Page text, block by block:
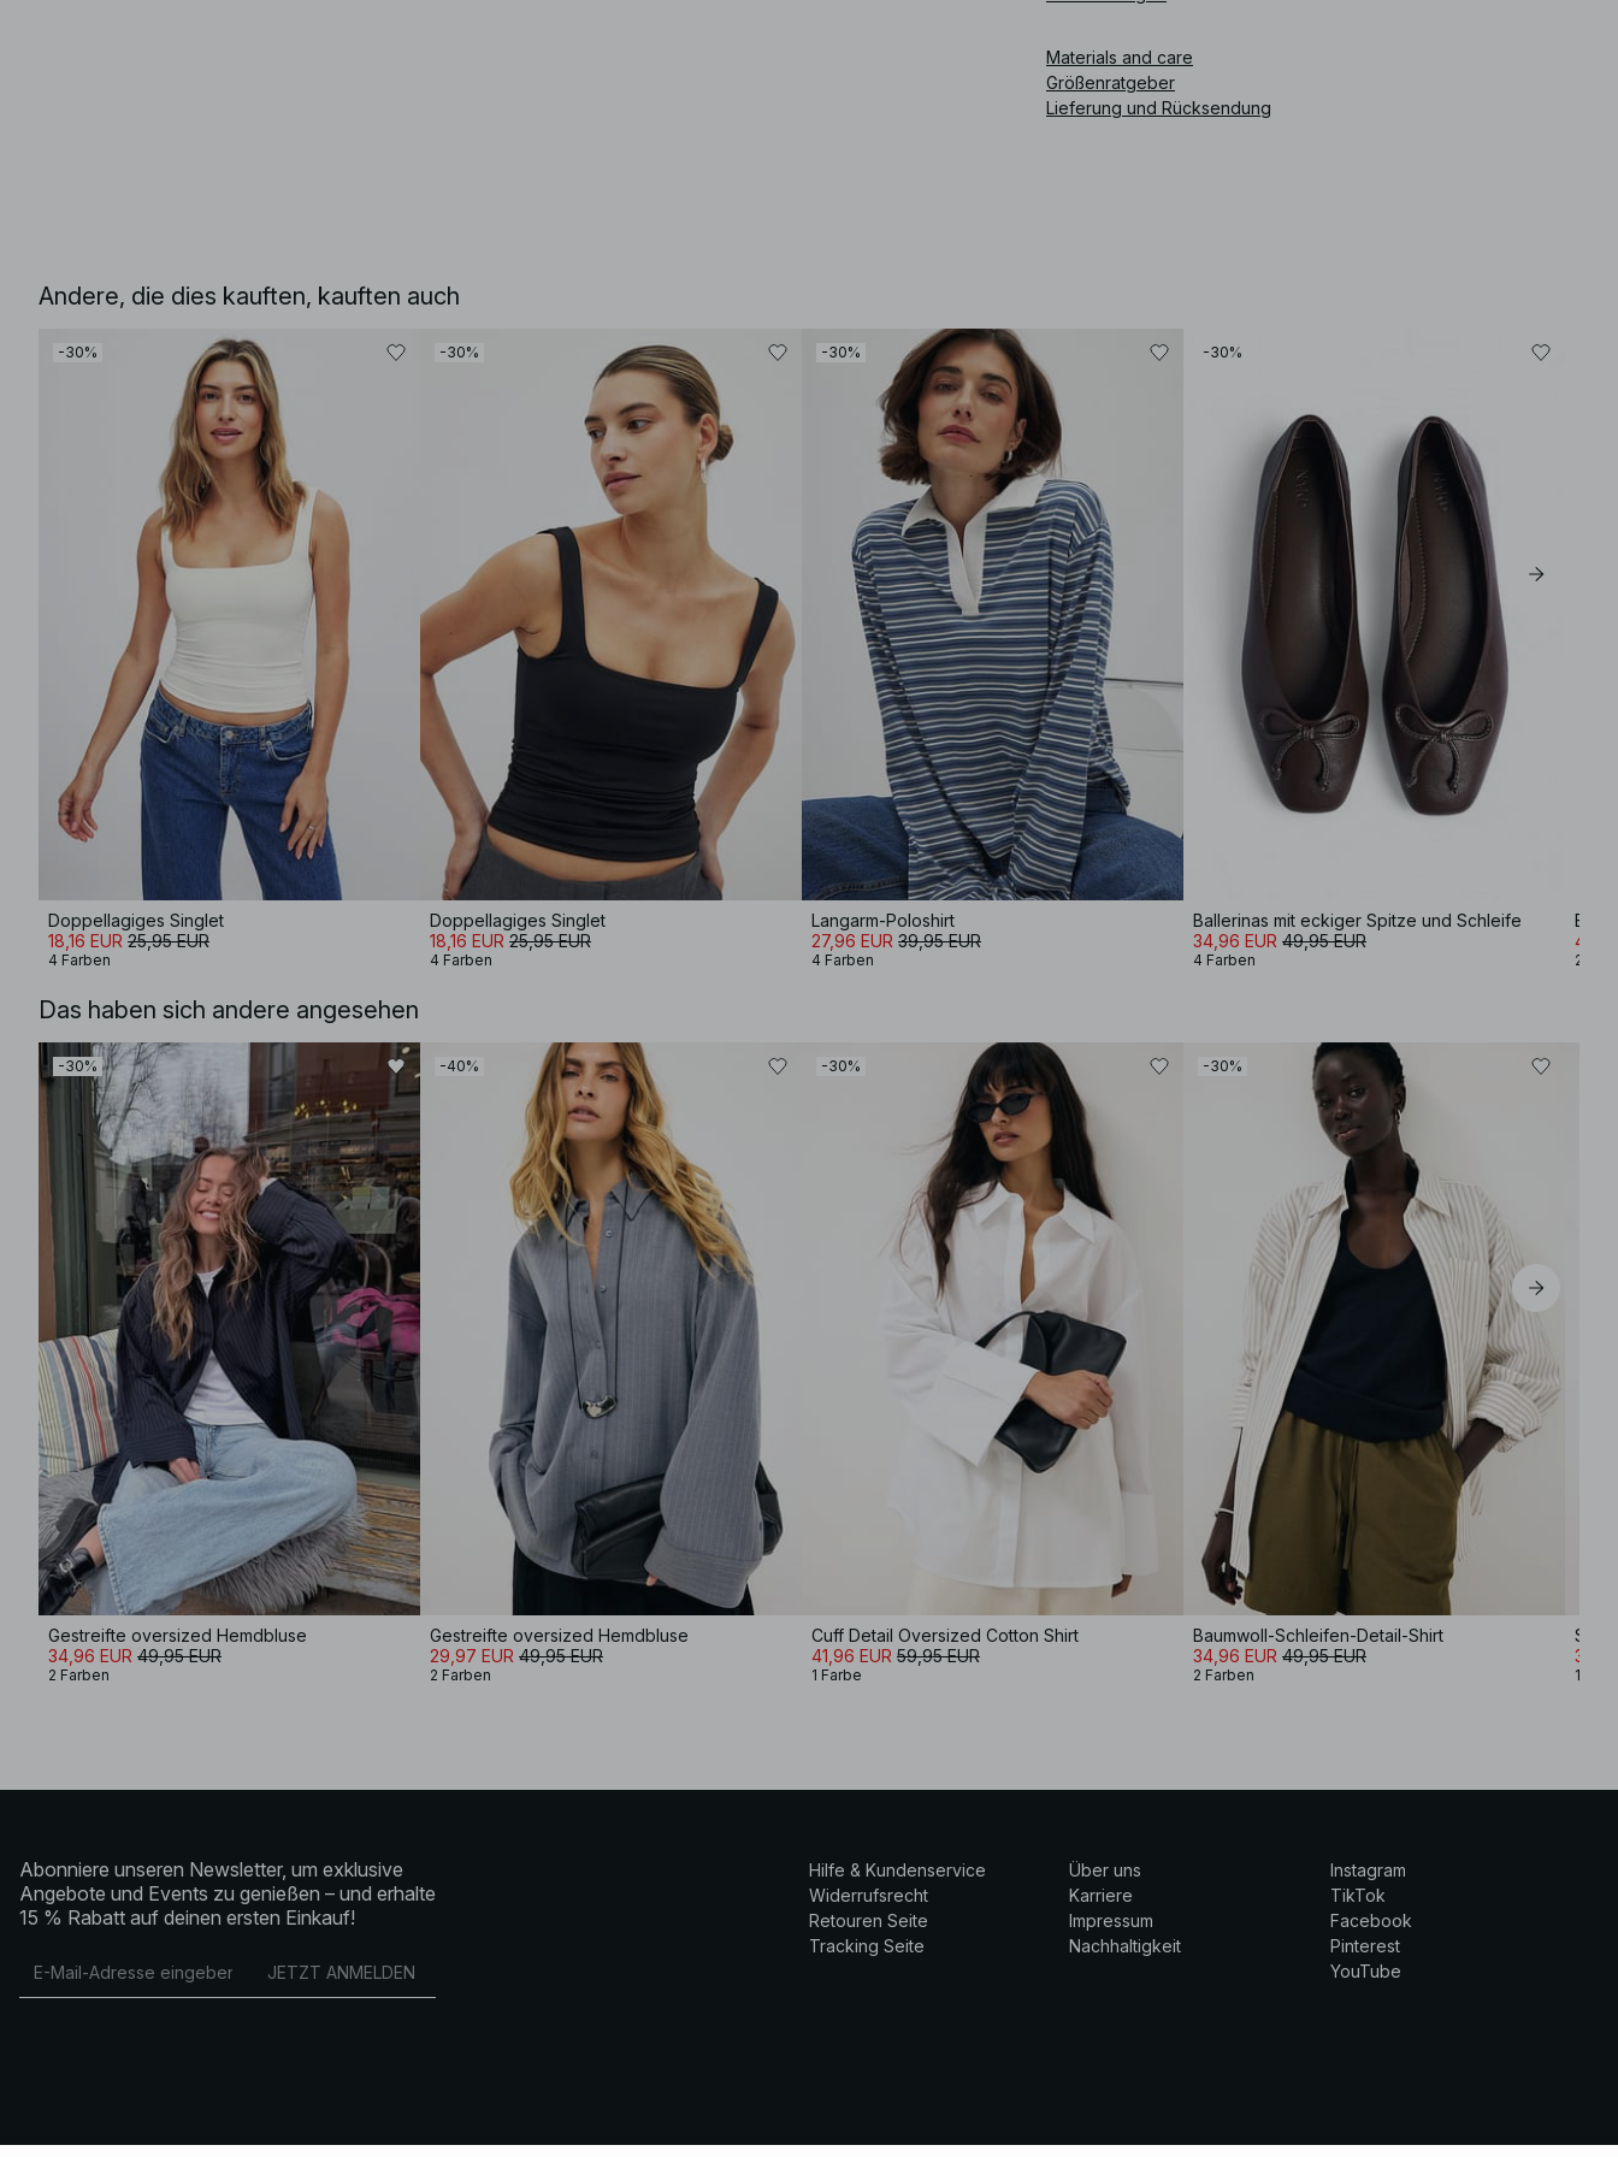
Materials and care
Größenratgeber
Lieferung und Rücksendung
Andere, die dies kauften, kauften auch
-30%
Doppellagiges Singlet
18,16 EUR 25,95 EUR
4 Farben
-30%
Doppellagiges Singlet
18,16 EUR 25,95 EUR
4 Farben
-30%
Langarm-Poloshirt
27,96 EUR 39,95 EUR
4 Farben
-30%
Ballerinas mit eckiger Spitze und Schleife
34,96 EUR 49,95 EUR
4 Farben 2
Das haben sich andere angesehen
-30%
Gestreifte oversized Hemdbluse
34,96 EUR 49,95 EUR
2 Farben
-40%
Gestreifte oversized Hemdbluse
29,97 EUR 49,95 EUR
2 Farben
-30%
Cuff Detail Oversized Cotton Shirt
41,96 EUR 59,95 EUR
1 Farbe
-30%
Baumwoll-Schleifen-Detail-Shirt
34,96 EUR 49,95 EUR
2 Farben 1
Abonniere unseren Newsletter, um exklusive
Angebote und Events zu genießen – und erhalte
15 % Rabatt auf deinen ersten Einkauf!
JETZT ANMELDEN
Hilfe & Kundenservice
Widerrufsrecht
Retouren Seite
Tracking Seite
Über uns
Karriere
Impressum
Nachhaltigkeit
Instagram
TikTok
Facebook
Pinterest
YouTube